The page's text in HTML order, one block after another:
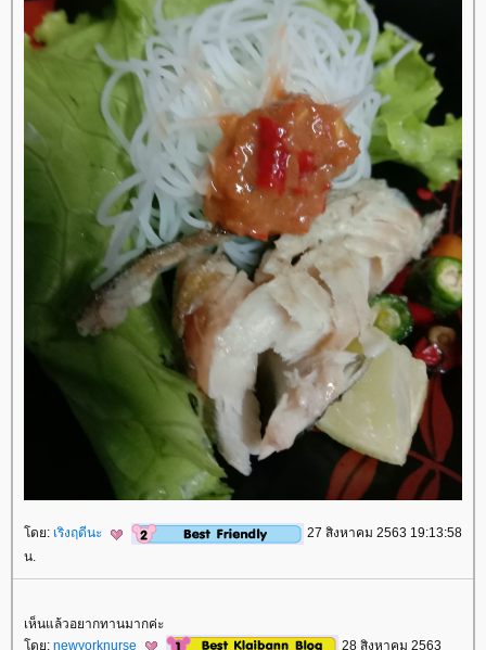
ดย: เริงฤดีนะ
27 สิงหาคม 2563 19:13:58
น.
เห็นแล้วอยากทานมากค่ะ
ดย: newyorknurse 28 สิงหาคม 2563